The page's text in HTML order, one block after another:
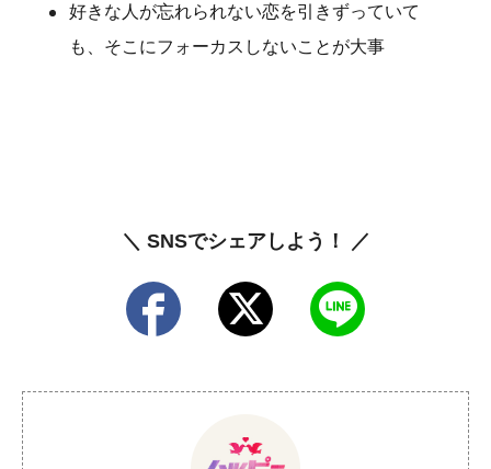
好きな人が忘れられない恋を引きずっていて
も、そこにフォーカスしないことが大事
＼ SNSでシェアしよう！ ／